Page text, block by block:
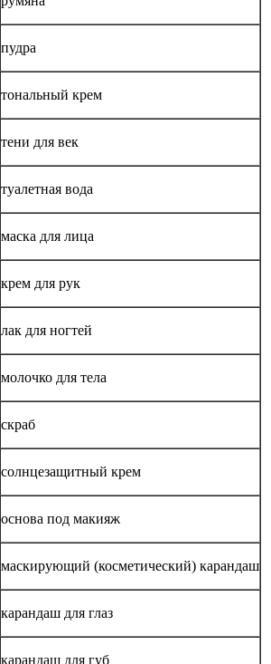
пудра
тональный крем
тени для век
туалетная вода
маска для лица
крем для рук
лак для ногтей
молочко для тела
скраб
солнцезащитный крем
основа под макияж
маскирующий (косметический) карандаш
карандаш для глаз
карандаш для губ